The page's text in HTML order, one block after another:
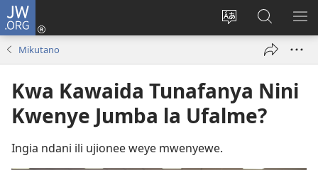
JW.ORG
Badili
Ingia
(opens
Tafuta
ku
JW.ORG
Mikutano
Kwa Kawaida Tunafanya Nini
Kwenye Jumba la Ufalme?
Ingia ndani ili ujionee weye mwenyewe.